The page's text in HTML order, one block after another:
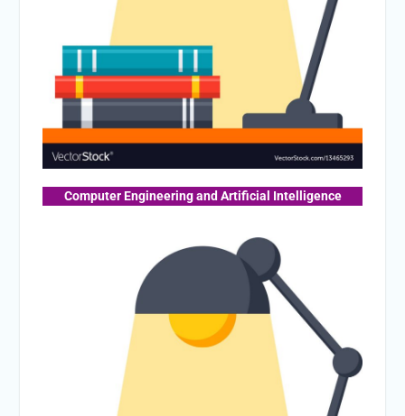
Computer Engineering and Artificial Intelligence